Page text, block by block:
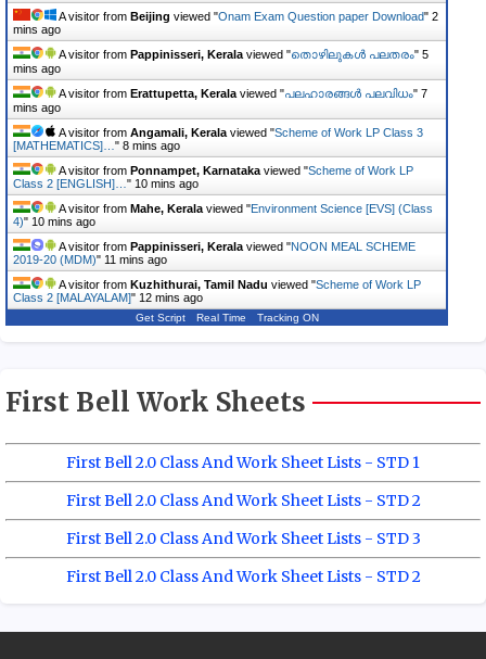
A visitor from Beijing viewed "Onam Exam Question paper Download" 2
mins ago
A visitor from Pappinisseri, Kerala viewed "തൊഴിലുകൾ പലതരം" 5
mins ago
A visitor from Erattupetta, Kerala viewed "പലഹാരങ്ങൾ പലവിധം" 7
mins ago
A visitor from Angamali, Kerala viewed "Scheme of Work LP Class 3
[MATHEMATICS]… " 8 mins ago
A visitor from Ponnampet, Karnataka viewed "Scheme of Work LP
Class 2 [ENGLISH]… " 10 mins ago
A visitor from Mahe, Kerala viewed "Environment Science [EVS] (Class
4)" 10 mins ago
A visitor from Pappinisseri, Kerala viewed "NOON MEAL SCHEME
2019-20 (MDM)" 11 mins ago
A visitor from Kuzhithurai, Tamil Nadu viewed "Scheme of Work LP
Class 2 [MALAYALAM]" 12 mins ago
Get Script Real Time Tracking ON
First Bell Work Sheets
First Bell 2.0 Class And Work Sheet Lists - STD 1
First Bell 2.0 Class And Work Sheet Lists - STD 2
First Bell 2.0 Class And Work Sheet Lists - STD 3
First Bell 2.0 Class And Work Sheet Lists - STD 2